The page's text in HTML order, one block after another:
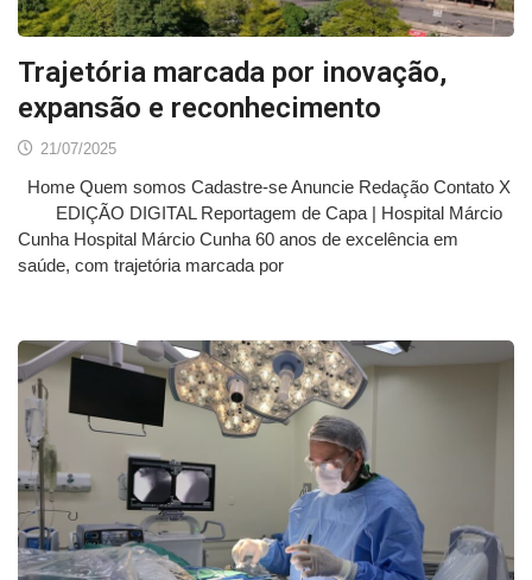
Trajetória marcada por inovação,
expansão e reconhecimento
21/07/2025
Home Quem somos Cadastre-se Anuncie Redação Contato X
EDIÇÃO DIGITAL Reportagem de Capa | Hospital Márcio
Cunha Hospital Márcio Cunha 60 anos de excelência em
saúde, com trajetória marcada por